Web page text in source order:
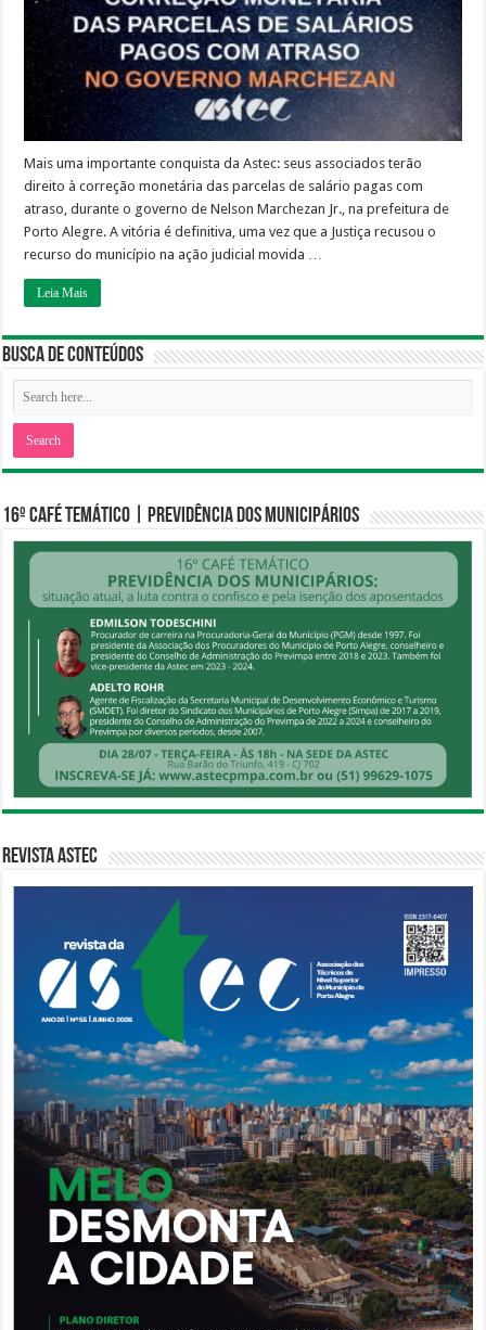
das
parcelas
de
salários
pagos
com
atraso
no
governo
Marchezan
Mais uma importante conquista da Astec: seus associados terão
direito à correção monetária das parcelas de salário pagas com
atraso, durante o governo de Nelson Marchezan Jr., na prefeitura de
Porto Alegre. A vitória é definitiva, uma vez que a Justiça recusou o
recurso do município na ação judicial movida …
Leia Mais
Busca de Conteúdos
16º CAFÉ TEMÁTICO | PREVIDÊNCIA DOS MUNICIPÁRIOS
Revista Astec